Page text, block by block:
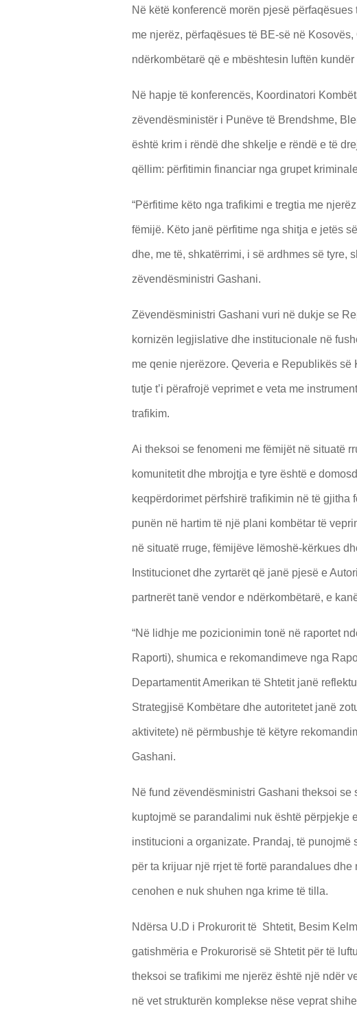
Në këtë konferencë morën pjesë
me njerëz, përfaqësues të BE-së në
ndërkombëtarë që e mbështesin luftën
Në hapje të konferencës, Koordinatori
zëvendësministër i Punëve të Brendshme,
është krim i rëndë dhe shkelje e rëndë e të
qëllim: përfitimin financiar nga grupet
“Përfitime këto nga trafikimi e tregtia me
fëmijë. Këto janë përfitime nga shitja e jetës
dhe, me të, shkatërrimi, i së ardhmes së tyre,
zëvendësministri Gashani.
Zëvendësministri Gashani vuri në dukje se
kornizën legjislative dhe institucionale në
me qenie njerëzore. Qeveria e Republikës
tutje t’i përafrojë veprimet e veta me
trafikim.
Ai theksoi se fenomeni me fëmijët në situatë
komunitetit dhe mbrojtja e tyre është e
keqpërdorimet përfshirë trafikimin në të
punën në hartim të një plani kombëtar të
në situatë rruge, fëmijëve lëmoshë-kërkues
Institucionet dhe zyrtarët që janë pjesë e
partnerët tanë vendor e ndërkombëtarë, e
“Në lidhje me pozicionimin tonë në raportet
Raporti), shumica e rekomandimeve nga
Departamentit Amerikan të Shtetit janë
Strategjisë Kombëtare dhe autoritetet janë
aktivitete) në përmbushje të këtyre
Gashani.
Në fund zëvendësministri Gashani theksoi
kuptojmë se parandalimi nuk është përpjekje
institucioni a organizate. Prandaj, të
për ta krijuar një rrjet të fortë parandalues
cenohen e nuk shuhen nga krime të tilla.
Ndërsa U.D i Prokurorit të Shtetit, Besim
gatishmëria e Prokurorisë së Shtetit për të
theksoi se trafikimi me njerëz është një ndër
në vet strukturën komplekse nëse veprat